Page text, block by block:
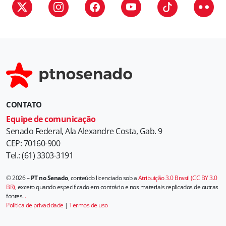
CONTATO
Equipe de comunicação
Senado Federal, Ala Alexandre Costa, Gab. 9
CEP: 70160-900
Tel.: (61) 3303-3191
© 2026 –PT no Senado, conteúdo licenciado sob aAtribuição 3.0 Brasil (CC BY 3.0
BR), exceto quando especificado em contrário e nos materiais replicados de outras
fontes..
Política de privacidade | Termos de uso